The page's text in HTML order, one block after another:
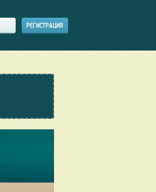
РЕГИСТРАЦИЯ